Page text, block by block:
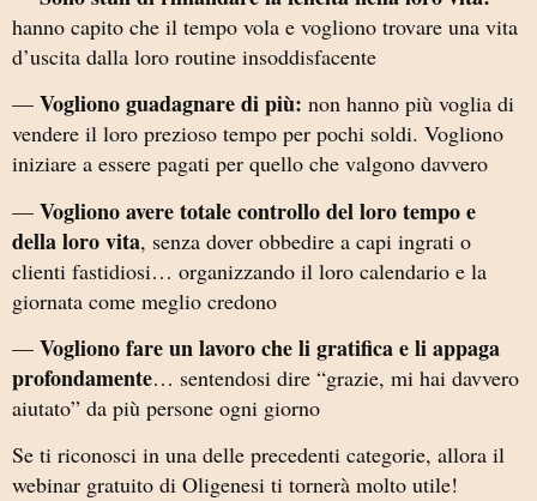
hanno capito che il tempo vola e vogliono trovare una vita
d’uscita dalla loro routine insoddisfacente
— Vogliono guadagnare di più: non hanno più voglia di
vendere il loro prezioso tempo per pochi soldi. Vogliono
iniziare a essere pagati per quello che valgono davvero
— Vogliono avere totale controllo del loro tempo e
della loro vita, senza dover obbedire a capi ingrati o
clienti fastidiosi… organizzando il loro calendario e la
giornata come meglio credono
— Vogliono fare un lavoro che li gratifica e li appaga
profondamente… sentendosi dire “grazie, mi hai davvero
aiutato” da più persone ogni giorno
Se ti riconosci in una delle precedenti categorie, allora il
webinar gratuito di Oligenesi ti tornerà molto utile!